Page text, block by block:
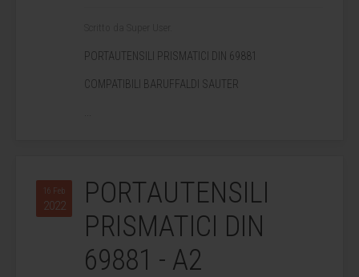
PORTAUTENSILI PRISMATICI DIN 69881
COMPATIBILI BARUFFALDI SAUTER
16 Feb
2022
PORTAUTENSILI
PRISMATICI DIN
69881 - A2